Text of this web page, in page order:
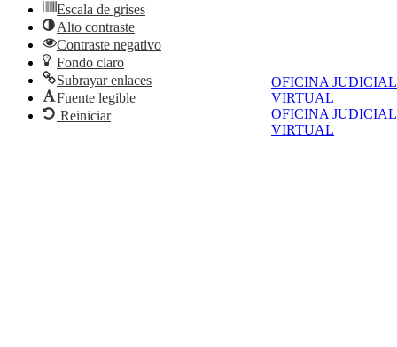
OFICINA JUDICIAL
VIRTUAL
OFICINA JUDICIAL
VIRTUAL
Escala de grises
Alto contraste
Contraste negativo
Fondo claro
Subrayar enlaces
Fuente legible
Reiniciar